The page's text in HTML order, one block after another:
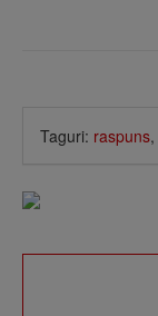
Taguri: raspuns,